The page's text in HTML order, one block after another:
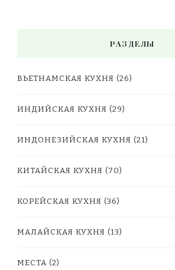
РАЗДЕЛЫ
ВЬЕТНАМСКАЯ КУХНЯ (26)
ИНДИЙСКАЯ КУХНЯ (29)
ИНДОНЕЗИЙСКАЯ КУХНЯ (21)
КИТАЙСКАЯ КУХНЯ (70)
КОРЕЙСКАЯ КУХНЯ (36)
МАЛАЙСКАЯ КУХНЯ (13)
МЕСТА (2)